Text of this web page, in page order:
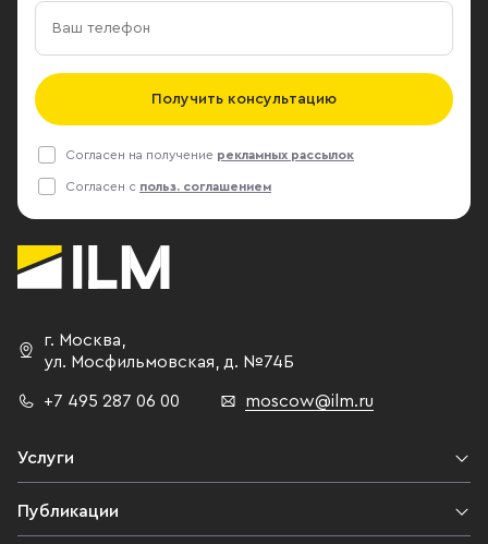
Получить консультацию
Согласен на получение рекламных рассылок
Согласен с польз. соглашением
г. Москва,
ул. Мосфильмовская, д. №74Б
+7 495 287 06 00 moscow@ilm.ru
Услуги
Публикации